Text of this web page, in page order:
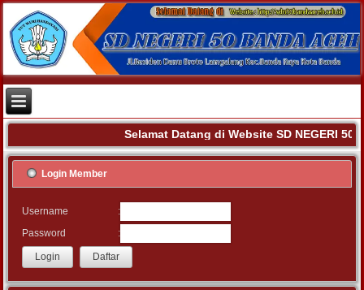
Selamat Datang di Website SD NEGERI 50
Login Member
Username
:
Password
: